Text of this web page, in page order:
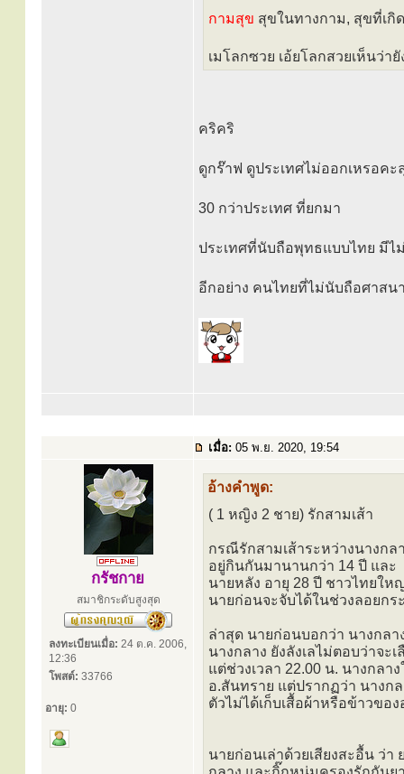
กามสุข สุขในทางกาม, สุขที่เ
เมโลกซวย เอ้ยโลกสวยเห็นว่ายั
คริคริ
ดูกร๊าฟ ดูประเทศไม่ออกเหรอคะ
30 กว่าประเทศ ที่ยกมา
ประเทศที่นับถือพุทธแบบไทย มีไ
อีกอย่าง คนไทยที่ไม่นับถือศาสน
เมื่อ: 05 พ.ย. 2020, 19:54
กรัชกาย
สมาชิกระดับสูงสุด
ลงทะเบียนเมื่อ: 24 ต.ค. 2006,
12:36
โพสต์: 33766
อายุ: 0
อ้างคำพูด:
( 1 หญิง 2 ชาย) รักสามเส้า
กรณีรักสามเส้าระหว่างนางก
อยู่กินกันมานานกว่า 14 ปี และ
นายหลัง อายุ 28 ปี ชาวไทยใ
นายก่อนจะจับได้ในช่วงลอยก
ล่าสุด นายก่อนบอกว่า นางกล
นางกลาง ยังลังเลไม่ตอบว่าจะเ
แต่ช่วงเวลา 22.00 น. นางกล
อ.สันทราย แต่ปรากฏว่า นางก
ตัวไม่ได้เก็บเสื้อผ้าหรือข้าวของ
นายก่อนเล่าด้วยเสียงสะอื้น ว่